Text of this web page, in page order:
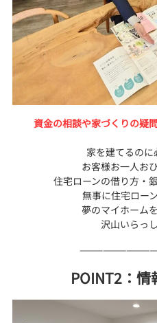
資金の相談や家づくりの疑
家を建てるのに
お客様お一人お
住宅ローンの借り方・
無事に住宅ロー
夢のマイホーム
沢山いらっ
POINT2：情